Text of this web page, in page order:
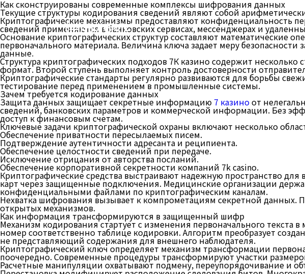
(주)케이에이디
Как сконструированы современные комплексы шифрования данных
Текущие структуры кодирования сведений являют собой
Криптографические механизмы предоставляют конфиденциальность
сведений применяются в банковских сервисах, мессенджерах и
Основание криптографических структур составляют математические
первоначального материала. Величина ключа задает меру
данные.
Структура криптографических подходов 7К казино содержит
формат. Второй ступень выполняет контроль достоверности
Криптографические стандарты регулярно развиваются для борьбы
тестирование перед применением в промышленные системы.
Зачем требуется кодирование данных
Защита данных защищает секретные информацию 7 казиноот
сведений, банковских параметров и коммерческой информации. Без
доступ к финансовым счетам.
Ключевые задачи криптографической охраны включают несколько
Обеспечение приватности пересылаемых писем.
Подтверждение аутентичности адресанта и реципиента.
Обеспечение целостности сведений при передаче.
Исключение отрицания от авторства посланий.
Обеспечение корпоративной секретности компаний 7k casino.
Криптографические средства выстраивают надежную пространство
карт через защищенные подключения. Медицинские организации
конфиденциальными файлами по криптографическим каналам.
Нехватка шифрования вызывает к компрометациям секретной
открытых механизмов.
Как информация трансформируются в защищенный шифр
Механизм кодирования стартует с изменения первоначального
номер соответственно таблице кодировки. Алгоритм преобразует
не представляющий содержания для внешнего наблюдателя.
Криптографический ключ определяет механизм трансформации
поочередно. Современные процедуры трансформируют участки
Расчетные манипуляции охватывают подмену, переупорядочивание и